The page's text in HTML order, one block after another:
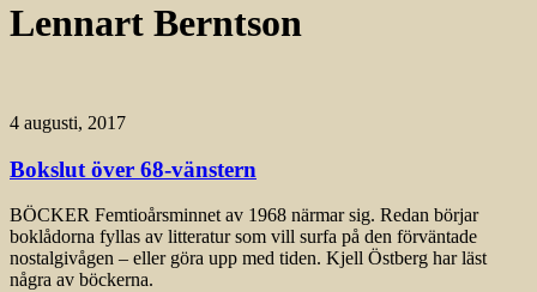
Lennart Berntson
4 augusti, 2017
Bokslut över 68-vänstern
BÖCKER Femtioårsminnet av 1968 närmar sig. Redan börjar
boklådorna fyllas av litteratur som vill surfa på den förväntade
nostalgivågen – eller göra upp med tiden. Kjell Östberg har läst
några av böckerna.